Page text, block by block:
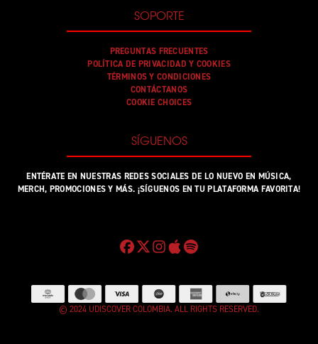
SOPORTE
PREGUNTAS FRECUENTES
POLÍTICA DE PRIVACIDAD Y COOKIES
TÉRMINOS Y CONDICIONES
CONTÁCTANOS
COOKIE CHOICES
SÍGUENOS
ENTÉRATE EN NUESTRAS REDES SOCIALES DE LO NUEVO EN MÚSICA,
MERCH, PROMOCIONES Y MÁS. ¡SÍGUENOS EN TU PLATAFORMA FAVORITA!
© 2024 UDISCOVER COLOMBIA. ALL RIGHTS RESERVED.